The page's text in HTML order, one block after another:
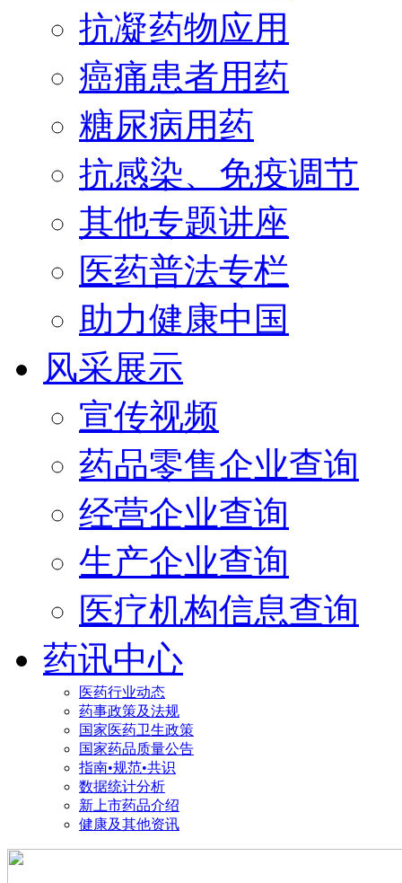
抗凝药物应用
癌痛患者用药
糖尿病用药
抗感染、免疫调节
其他专题讲座
医药普法专栏
助力健康中国
风采展示
宣传视频
药品零售企业查询
经营企业查询
生产企业查询
医疗机构信息查询
药讯中心
医药行业动态
药事政策及法规
国家医药卫生政策
国家药品质量公告
指南•规范•共识
数据统计分析
新上市药品介绍
健康及其他资讯